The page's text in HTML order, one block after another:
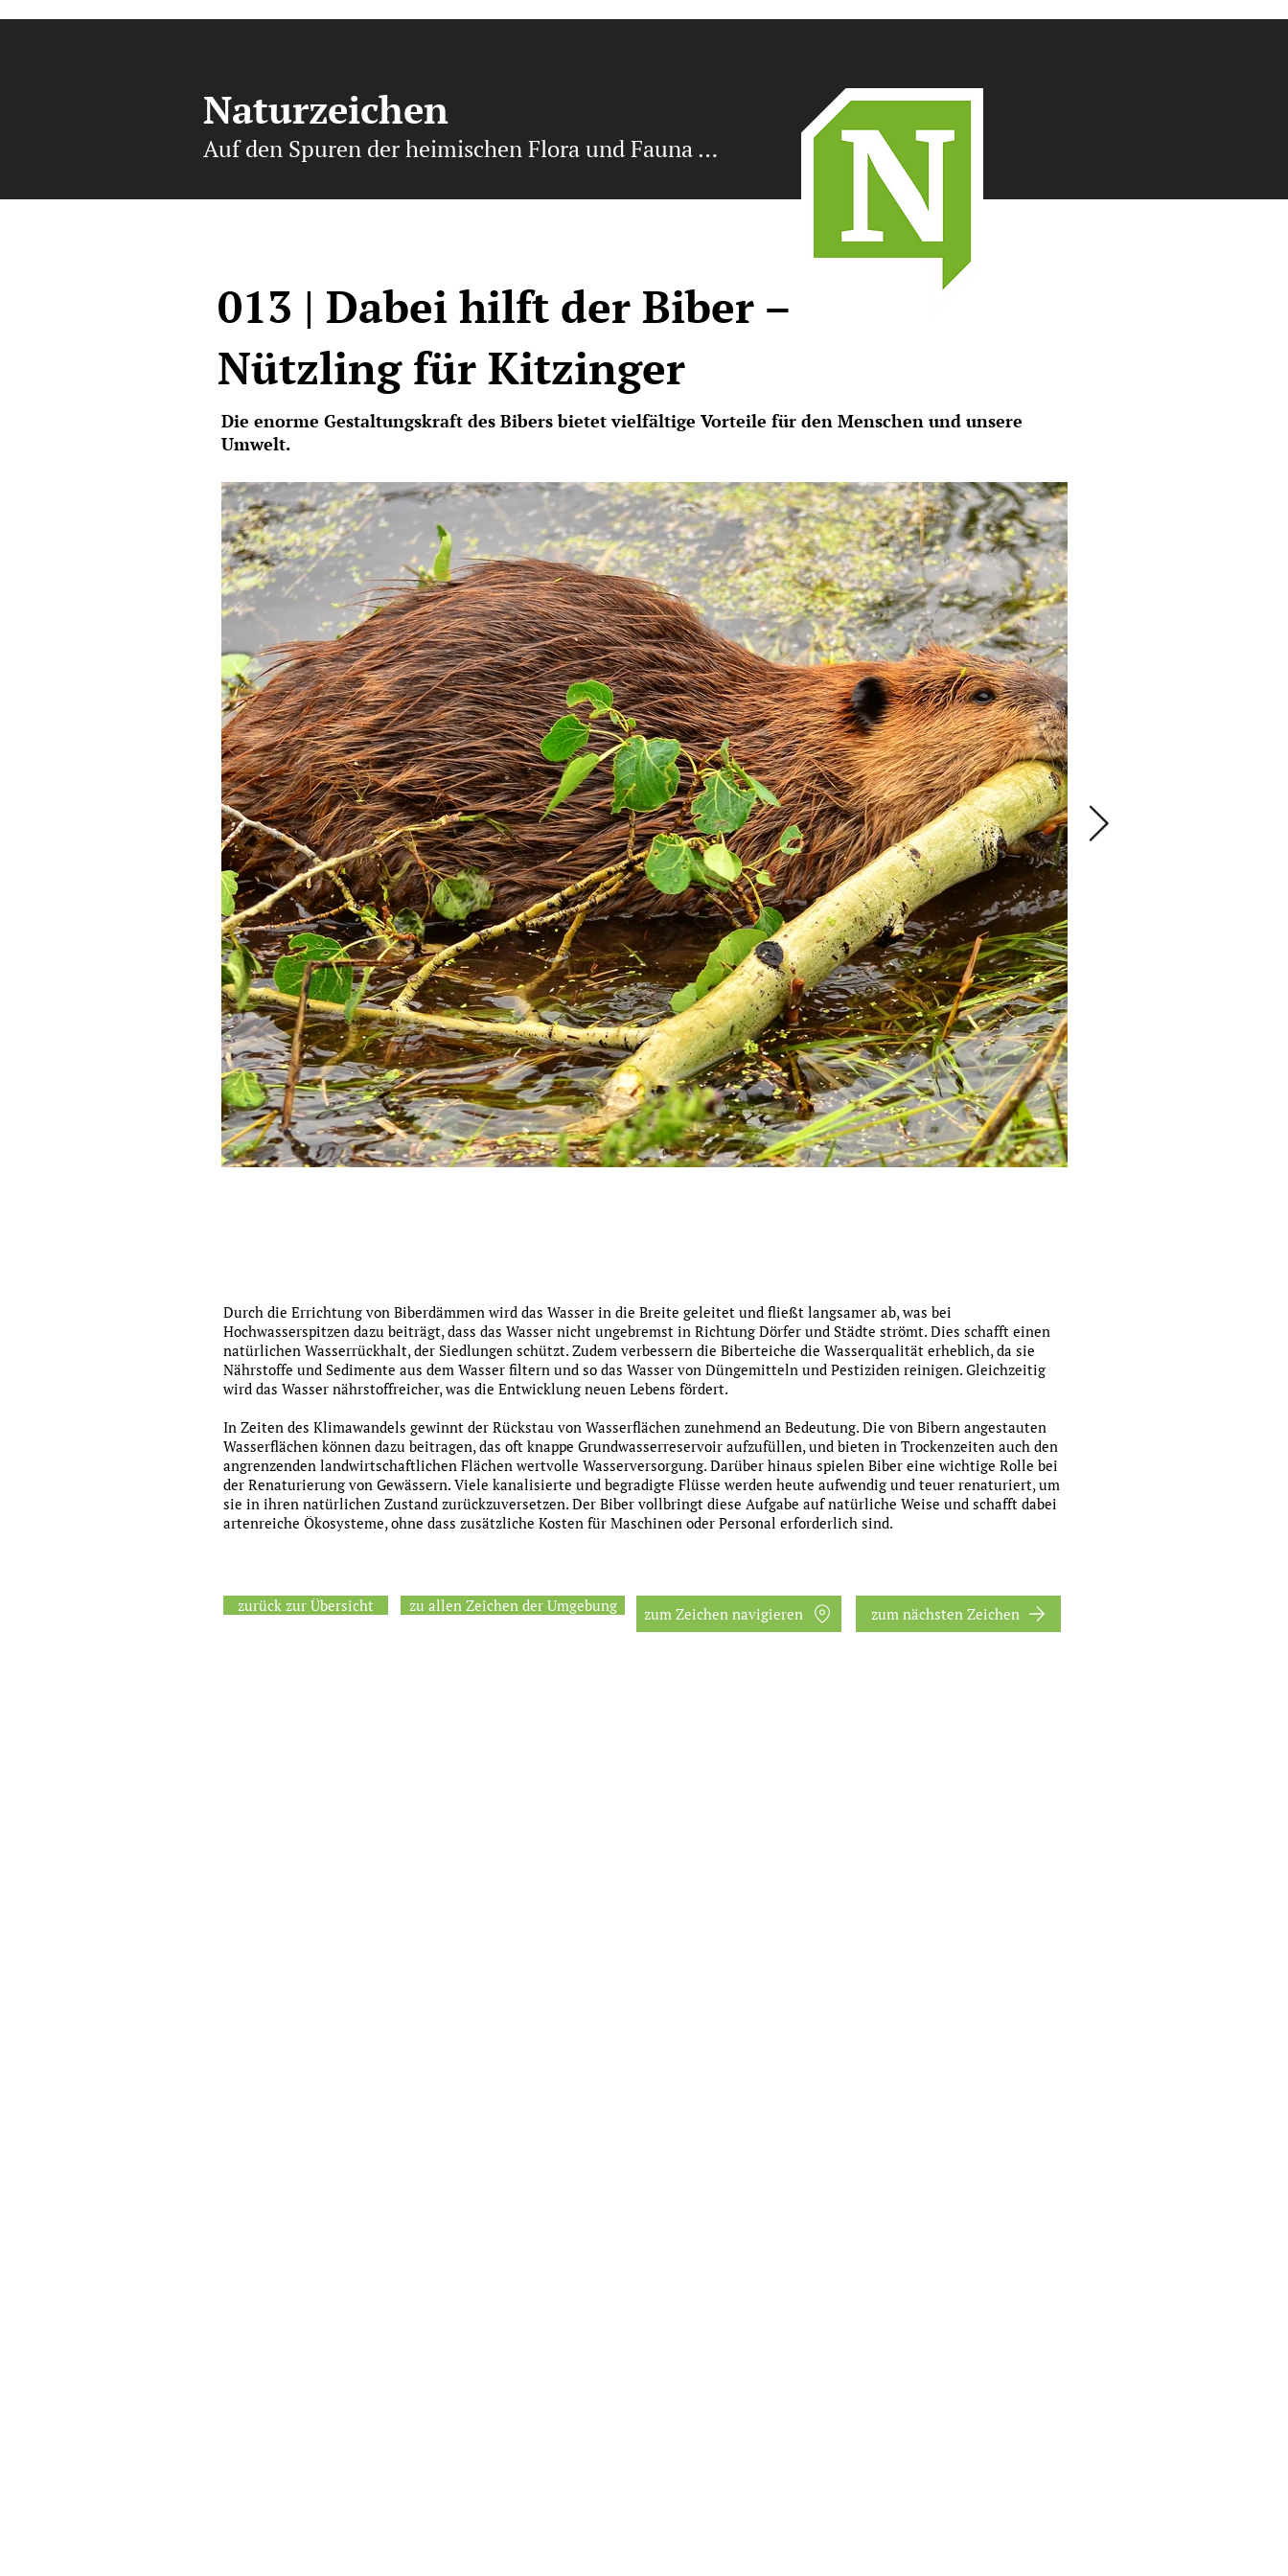
Naturzeichen
Auf den Spuren der heimischen Flora und Fauna …
013 | Dabei hilft der Biber –
Nützling für Kitzinger
Die enorme Gestaltungskraft des Bibers bietet vielfältige Vorteile für den Menschen und unsere
Umwelt.
Durch die Errichtung von Biberdämmen wird das Wasser in die Breite geleitet und fließt langsamer ab, was bei
Hochwasserspitzen dazu beiträgt, dass das Wasser nicht ungebremst in Richtung Dörfer und Städte strömt. Dies schafft einen
natürlichen Wasserrückhalt, der Siedlungen schützt. Zudem verbessern die Biberteiche die Wasserqualität erheblich, da sie
Nährstoffe und Sedimente aus dem Wasser filtern und so das Wasser von Düngemitteln und Pestiziden reinigen. Gleichzeitig
wird das Wasser nährstoffreicher, was die Entwicklung neuen Lebens fördert.
In Zeiten des Klimawandels gewinnt der Rückstau von Wasserflächen zunehmend an Bedeutung. Die von Bibern angestauten
Wasserflächen können dazu beitragen, das oft knappe Grundwasserreservoir aufzufüllen, und bieten in Trockenzeiten auch den
angrenzenden landwirtschaftlichen Flächen wertvolle Wasserversorgung. Darüber hinaus spielen Biber eine wichtige Rolle bei
der Renaturierung von Gewässern. Viele kanalisierte und begradigte Flüsse werden heute aufwendig und teuer renaturiert, um
sie in ihren natürlichen Zustand zurückzuversetzen. Der Biber vollbringt diese Aufgabe auf natürliche Weise und schafft dabei
artenreiche Ökosysteme, ohne dass zusätzliche Kosten für Maschinen oder Personal erforderlich sind.
zu allen Zeichen der Umgebung
zurück zur Übersicht zum Zeichen navigieren zum nächsten Zeichen